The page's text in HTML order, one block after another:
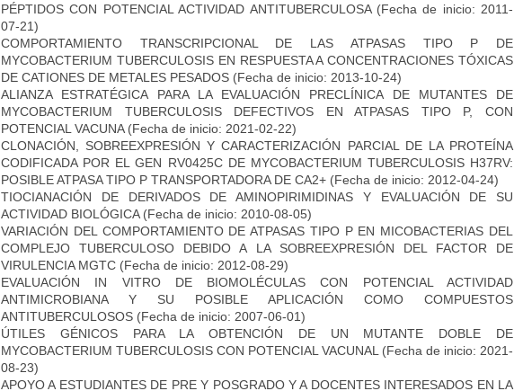
PÉPTIDOS CON POTENCIAL ACTIVIDAD ANTITUBERCULOSA(Fecha de inicio: 2011-
07-21)
COMPORTAMIENTO TRANSCRIPCIONAL DE LAS ATPASAS TIPO P DE
MYCOBACTERIUM TUBERCULOSIS EN RESPUESTA A CONCENTRACIONES TÓXICAS
DE CATIONES DE METALES PESADOS (Fecha de inicio: 2013-10-24)
ALIANZA ESTRATÉGICA PARA LA EVALUACIÓN PRECLÍNICA DE MUTANTES DE
MYCOBACTERIUM TUBERCULOSIS DEFECTIVOS EN ATPASAS TIPO P, CON
POTENCIAL VACUNA(Fecha de inicio: 2021-02-22)
CLONACIÓN, SOBREEXPRESIÓN Y CARACTERIZACIÓN PARCIAL DE LA PROTEÍNA
CODIFICADA POR EL GEN RV0425C DE MYCOBACTERIUM TUBERCULOSIS H37RV:
POSIBLE ATPASA TIPO P TRANSPORTADORA DE CA2+ (Fecha de inicio: 2012-04-24)
TIOCIANACIÓN DE DERIVADOS DE AMINOPIRIMIDINAS Y EVALUACIÓN DE SU
ACTIVIDAD BIOLÓGICA(Fecha de inicio: 2010-08-05)
VARIACIÓN DEL COMPORTAMIENTO DE ATPASAS TIPO P EN MICOBACTERIAS DEL
COMPLEJO TUBERCULOSO DEBIDO A LA SOBREEXPRESIÓN DEL FACTOR DE
VIRULENCIA MGTC (Fecha de inicio: 2012-08-29)
EVALUACIÓN IN VITRO DE BIOMOLÉCULAS CON POTENCIAL ACTIVIDAD
ANTIMICROBIANA Y SU POSIBLE APLICACIÓN COMO COMPUESTOS
ANTITUBERCULOSOS (Fecha de inicio: 2007-06-01)
ÚTILES GÉNICOS PARA LA OBTENCIÓN DE UN MUTANTE DOBLE DE
MYCOBACTERIUM TUBERCULOSIS CON POTENCIAL VACUNAL (Fecha de inicio: 2021-
08-23)
APOYO A ESTUDIANTES DE PRE Y POSGRADO Y A DOCENTES INTERESADOS EN LA